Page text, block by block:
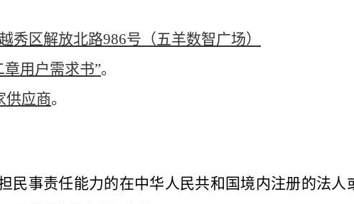
越秀区解放北路986号（五羊数智广场）
章用户需求书”。
供应商。
民事责任能力的在中华人民共和国境内注册的法